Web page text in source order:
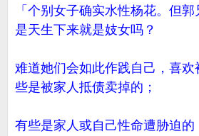
「个别女子确实水性杨花。但
是天生下来就是妓女吗？
难道她们会如此作践自己，喜
些是被家人抵债卖掉的；
有些是家人或自己性命遭胁迫